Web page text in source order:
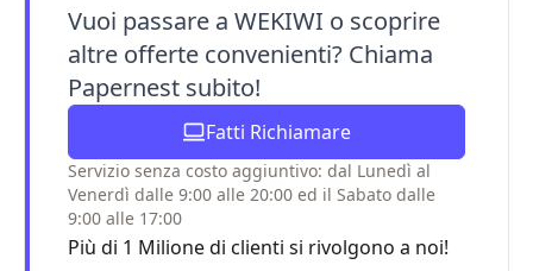
Vuoi passare a WEKIWI o scoprire
altre offerte convenienti? Chiama
Papernest subito!
Fatti Richiamare
Servizio senza costo aggiuntivo: dal Lunedì al
Venerdì dalle 9:00 alle 20:00 ed il Sabato dalle
9:00 alle 17:00
Più di 1 Milione di clienti si rivolgono a noi!